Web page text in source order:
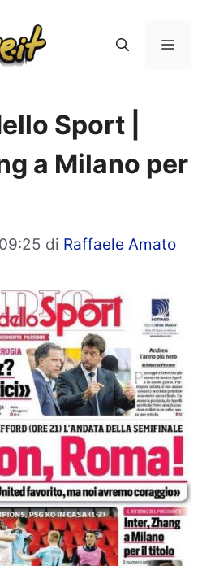
Menu
Sport |
a Milano per
di Raffaele Amato